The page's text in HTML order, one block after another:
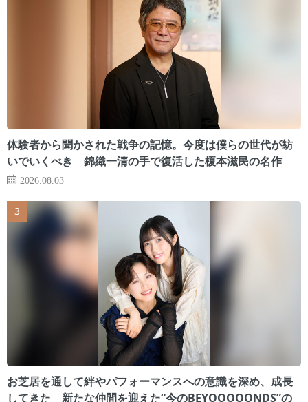
体験者から聞かされた戦争の記憶。今度は僕らの世代が紡
いでいくべき 錦織一清の手で復活した榎本滋民の名作
2026.08.03
お芝居を通して絆やパフォーマンスへの意識を深め、成長
してきた 新たな仲間を迎えた“今のBEYOOOOONDS”の